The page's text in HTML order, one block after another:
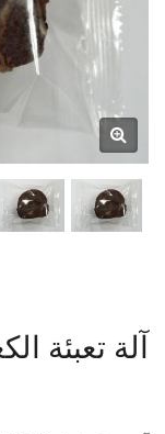
آلة تعبئة